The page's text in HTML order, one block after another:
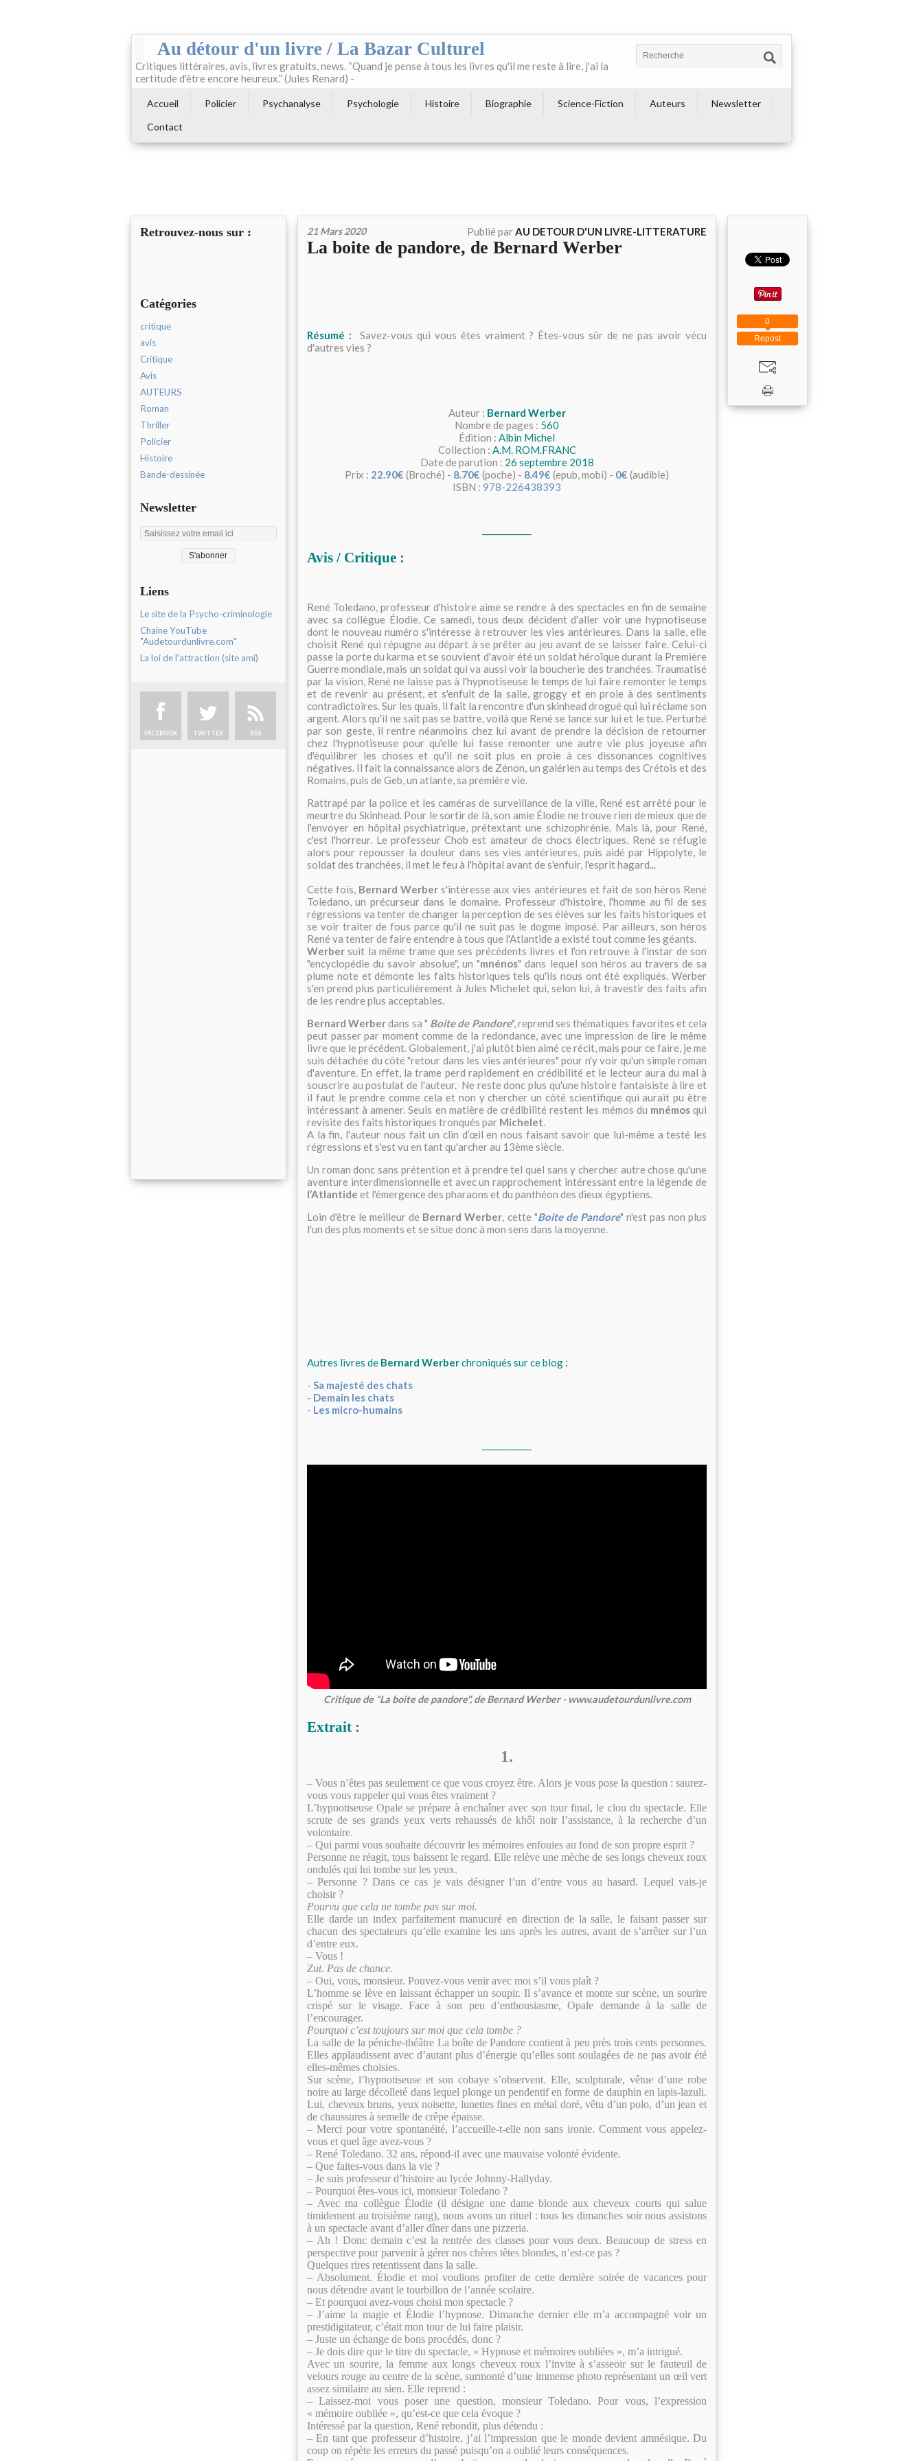
Au détour d'un livre / La Bazar Culturel
Critiques littéraires, avis, livres gratuits, news. “Quand je pense à tous les livres qu'il me reste à lire, j'ai la
certitude d'être encore heureux.” (Jules Renard) -
Accueil Policier Psychanalyse Psychologie Histoire Biographie Science-Fiction Auteurs
Newsletter
Contact
Retrouvez-nous sur :
Catégories
critique
avis
Critique
Avis
AUTEURS
Roman
Thriller
Policier
Histoire
Bande-dessinée
Newsletter
Liens
Le site de la Psycho-criminologie
Chaine YouTube
"Audetourdunlivre.com"
La loi de l'attraction (site ami)
FACEBOOK TWITTER RSS
21 Mars 2020 Publié parAU DETOUR D'UN LIVRE-LITTERATURE
La boite de pandore, de Bernard Werber
Résumé : Savez-vous qui vous êtes vraiment ? Êtes-vous sûr de ne pas avoir vécu
d'autres vies ?
Auteur : Bernard Werber
Nombre de pages : 560
Édition : Albin Michel
Collection : A.M. ROM.FRANC
Date de parution : 26 septembre 2018
Prix : 22.90€ (Broché) - 8.70€ (poche) - 8.49€ (epub, mobi) - 0€ (audible)
ISBN : 978-226438393
Avis / Critique :
René Toledano, professeur d'histoire aime se rendre à des spectacles en fin de semaine
avec sa collègue Élodie. Ce samedi, tous deux décident d'aller voir une hypnotiseuse
dont le nouveau numéro s'intéresse à retrouver les vies antérieures. Dans la salle, elle
choisit René qui répugne au départ à se prêter au jeu avant de se laisser faire. Celui-ci
passe la porte du karma et se souvient d'avoir été un soldat héroïque durant la Première
Guerre mondiale, mais un soldat qui va aussi voir la boucherie des tranchées. Traumatisé
par la vision, René ne laisse pas à l'hypnotiseuse le temps de lui faire remonter le temps
et de revenir au présent, et s'enfuit de la salle, groggy et en proie à des sentiments
contradictoires. Sur les quais, il fait la rencontre d'un skinhead drogué qui lui réclame son
argent. Alors qu'il ne sait pas se battre, voilà que René se lance sur lui et le tue. Perturbé
par son geste, il rentre néanmoins chez lui avant de prendre la décision de retourner
chez l'hypnotiseuse pour qu'elle lui fasse remonter une autre vie plus joyeuse afin
d'équilibrer les choses et qu'il ne soit plus en proie à ces dissonances cognitives
négatives. Il fait la connaissance alors de Zénon, un galérien au temps des Crétois et des
Romains, puis de Geb, un atlante, sa première vie.
Rattrapé par la police et les caméras de surveillance de la ville, René est arrêté pour le
meurtre du Skinhead. Pour le sortir de là, son amie Élodie ne trouve rien de mieux que de
l'envoyer en hôpital psychiatrique, prétextant une schizophrénie. Mais là, pour René,
c'est l'horreur. Le professeur Chob est amateur de chocs électriques. René se réfugie
alors pour repousser la douleur dans ses vies antérieures, puis aidé par Hippolyte, le
soldat des tranchées, il met le feu à l'hôpital avant de s'enfuir, l'esprit hagard...
Cette fois, Bernard Werber s'intéresse aux vies antérieures et fait de son héros René
Toledano, un précurseur dans le domaine. Professeur d'histoire, l'homme au fil de ses
régressions va tenter de changer la perception de ses élèves sur les faits historiques et
se voir traiter de fous parce qu'il ne suit pas le dogme imposé. Par ailleurs, son héros
René va tenter de faire entendre à tous que l'Atlantide a existé tout comme les géants.
Werber suit la même trame que ses précédents livres et l'on retrouve à l'instar de son
"encyclopédie du savoir absolue", un "mnénos" dans lequel son héros au travers de sa
plume note et démonte les faits historiques tels qu'ils nous ont été expliqués. Werber
s'en prend plus particulièrement à Jules Michelet qui, selon lui, à travestir des faits afin
de les rendre plus acceptables.
Bernard Werberdans sa " Boite de Pandore", reprend ses thématiques favorites et cela
peut passer par moment comme de la redondance, avec une impression de lire le même
livre que le précédent. Globalement, j'ai plutôt bien aimé ce récit, mais pour ce faire, je me
suis détachée du côté "retour dans les vies antérieures" pour n'y voir qu'un simple roman
d'aventure. En effet, la trame perd rapidement en crédibilité et le lecteur aura du mal à
souscrire au postulat de l'auteur. Ne reste donc plus qu'une histoire fantaisiste à lire et
il faut le prendre comme cela et non y chercher un côté scientifique qui aurait pu être
intéressant à amener. Seuls en matière de crédibilité restent les mémos du mnémosqui
revisite des faits historiques tronqués par Michelet.
A la fin, l'auteur nous fait un clin d’œil en nous faisant savoir que lui-même a testé les
régressions et s'est vu en tant qu'archer au 13ème siècle.
Un roman donc sans prétention et à prendre tel quel sans y chercher autre chose qu'une
aventure interdimensionnelle et avec un rapprochement intéressant entre la légende de
l’Atlantide et l'émergence des pharaons et du panthéon des dieux égyptiens.
Loin d'être le meilleur de Bernard Werber, cette "Boite de Pandore" n'est pas non plus
l'un des plus moments et se situe donc à mon sens dans la moyenne.
Autres livres de Bernard Werberchroniqués sur ce blog :
- Sa majesté des chats
- Demain les chats
- Les micro-humains
Critique de "La boite de pandore", de Bernard Werber - www.audetourdunlivre.com
Extrait :
1.
– Vous n’êtes pas seulement ce que vous croyez être. Alors je vous pose la question : saurez-
vous vous rappeler qui vous êtes vraiment ?
L’hypnotiseuse Opale se prépare à enchaîner avec son tour final, le clou du spectacle. Elle
scrute de ses grands yeux verts rehaussés de khôl noir l’assistance, à la recherche d’un
volontaire.
– Qui parmi vous souhaite découvrir les mémoires enfouies au fond de son propre esprit ?
Personne ne réagit, tous baissent le regard. Elle relève une mèche de ses longs cheveux roux
ondulés qui lui tombe sur les yeux.
– Personne ? Dans ce cas je vais désigner l’un d’entre vous au hasard. Lequel vais-je
choisir ?
Pourvu que cela ne tombe pas sur moi.
Elle darde un index parfaitement manucuré en direction de la salle, le faisant passer sur
chacun des spectateurs qu’elle examine les uns après les autres, avant de s’arrêter sur l’un
d’entre eux.
– Vous !
Zut. Pas de chance.
– Oui, vous, monsieur. Pouvez-vous venir avec moi s’il vous plaît ?
L’homme se lève en laissant échapper un soupir. Il s’avance et monte sur scène, un sourire
crispé sur le visage. Face à son peu d’enthousiasme, Opale demande à la salle de
l’encourager.
Pourquoi c’est toujours sur moi que cela tombe ?
La salle de la péniche-théâtre La boîte de Pandore contient à peu près trois cents personnes.
Elles applaudissent avec d’autant plus d’énergie qu’elles sont soulagées de ne pas avoir été
elles-mêmes choisies.
Sur scène, l’hypnotiseuse et son cobaye s’observent. Elle, sculpturale, vêtue d’une robe
noire au large décolleté dans lequel plonge un pendentif en forme de dauphin en lapis-lazuli.
Lui, cheveux bruns, yeux noisette, lunettes fines en métal doré, vêtu d’un polo, d’un jean et
de chaussures à semelle de crêpe épaisse.
– Merci pour votre spontanéité, l’accueille-t-elle non sans ironie. Comment vous appelez-
vous et quel âge avez-vous ?
– René Toledano. 32 ans, répond-il avec une mauvaise volonté évidente.
– Que faites-vous dans la vie ?
– Je suis professeur d’histoire au lycée Johnny-Hallyday.
– Pourquoi êtes-vous ici, monsieur Toledano ?
– Avec ma collègue Élodie (il désigne une dame blonde aux cheveux courts qui salue
timidement au troisième rang), nous avons un rituel : tous les dimanches soir nous assistons
à un spectacle avant d’aller dîner dans une pizzeria.
– Ah ! Donc demain c’est la rentrée des classes pour vous deux. Beaucoup de stress en
perspective pour parvenir à gérer nos chères têtes blondes, n’est-ce pas ?
Quelques rires retentissent dans la salle.
– Absolument. Élodie et moi voulions profiter de cette dernière soirée de vacances pour
nous détendre avant le tourbillon de l’année scolaire.
– Et pourquoi avez-vous choisi mon spectacle ?
– J’aime la magie et Élodie l’hypnose. Dimanche dernier elle m’a accompagné voir un
prestidigitateur, c’était mon tour de lui faire plaisir.
– Juste un échange de bons procédés, donc ?
– Je dois dire que le titre du spectacle, « Hypnose et mémoires oubliées », m’a intrigué.
Avec un sourire, la femme aux longs cheveux roux l’invite à s’asseoir sur le fauteuil de
velours rouge au centre de la scène, surmonté d’une immense photo représentant un œil vert
assez similaire au sien. Elle reprend :
– Laissez-moi vous poser une question, monsieur Toledano. Pour vous, l’expression
« mémoire oubliée », qu’est-ce que cela évoque ?
Intéressé par la question, René rebondit, plus détendu :
– En tant que professeur d’histoire, j’ai l’impression que le monde devient amnésique. Du
coup on répète les erreurs du passé puisqu’on a oublié leurs conséquences.
Repost
0